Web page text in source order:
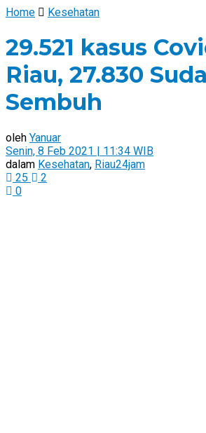
Home Kesehatan
29.521 kasus
Riau, 27.830
Sembuh
oleh Yanuar
Senin, 8 Feb 2021 | 11:34 WIB
dalam Kesehatan, Riau24jam
25
2
0